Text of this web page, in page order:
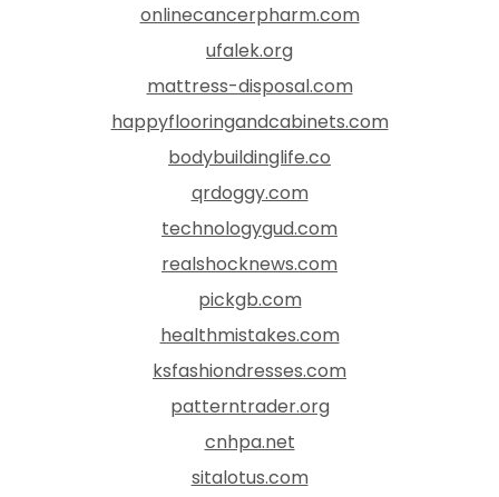
onlinecancerpharm.com
ufalek.org
mattress-disposal.com
happyflooringandcabinets.com
bodybuildinglife.co
qrdoggy.com
technologygud.com
realshocknews.com
pickgb.com
healthmistakes.com
ksfashiondresses.com
patterntrader.org
cnhpa.net
sitalotus.com